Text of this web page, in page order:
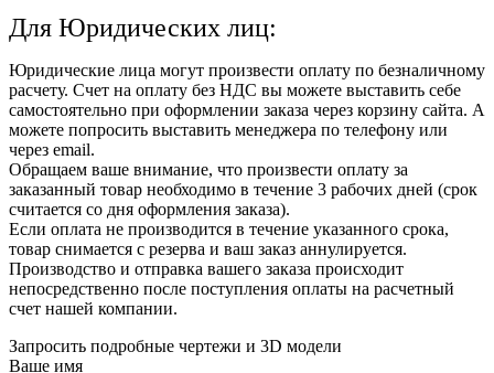
Для Юридических лиц:
Юридические лица могут произвести оплату по безналичному
расчету. Счет на оплату без НДС вы можете выставить себе
самостоятельно при оформлении заказа через корзину сайта. А
можете попросить выставить менеджера по телефону или
через email.
Обращаем ваше внимание, что произвести оплату за
заказанный товар необходимо в течение 3 рабочих дней (срок
считается со дня оформления заказа).
Если оплата не производится в течение указанного срока,
товар снимается с резерва и ваш заказ аннулируется.
Производство и отправка вашего заказа происходит
непосредственно после поступления оплаты на расчетный
счет нашей компании.
Запросить подробные чертежи и 3D модели
Ваше имя